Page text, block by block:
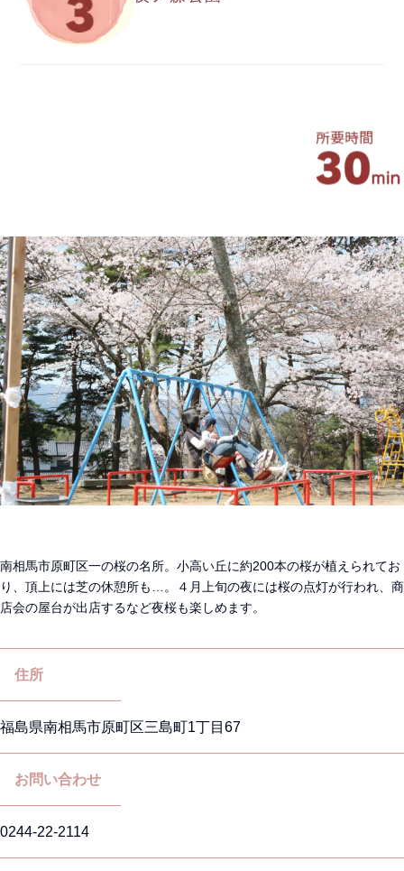
南相馬市原町区一の桜の名所。小高い丘に約200本の桜が植えられてお
り、頂上には芝の休憩所も…。４月上旬の夜には桜の点灯が行われ、商
店会の屋台が出店するなど夜桜も楽しめます。
住所
福島県南相馬市原町区三島町1丁目67
お問い合わせ
0244-22-2114